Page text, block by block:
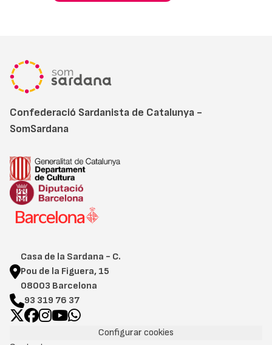
Confederació Sardanista de Catalunya -
SomSardana
Casa de la Sardana - C.
Pou de la Figuera, 15
08003 Barcelona
93 319 76 37
Configurar cookies